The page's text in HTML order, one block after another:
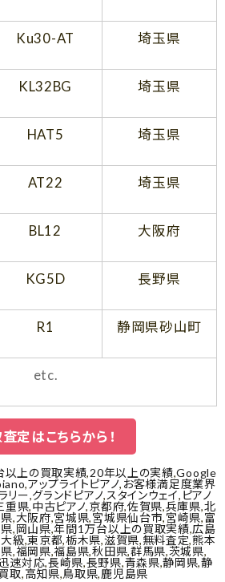
Ku30-AT 埼玉県
KL32BG 埼玉県
HAT5 埼玉県
AT22 埼玉県
BL12 大阪府
KG5D 長野県
R1 静岡県砂山町
etc.
定はこちらから！
以上の買取実績,20年以上の実績,Google
,アップライトピアノ, お客様満足度業界
リー,グランドピアノ,スタインウェイ, ピアノ
重県,中古ピアノ,京都府,佐賀県,兵庫県,北
,大阪府,宮城県,宮城県仙台市,宮崎県,富
,岡山県,年間1万台以上の買取実績,広島
級,東京都,栃木県,滋賀県,無料査定,熊本
,福岡県,福島県,秋田県,群馬県,茨城県,
速対応,長崎県,長野県,青森県,静岡県,静
取,高知県,鳥取県,鹿児島県